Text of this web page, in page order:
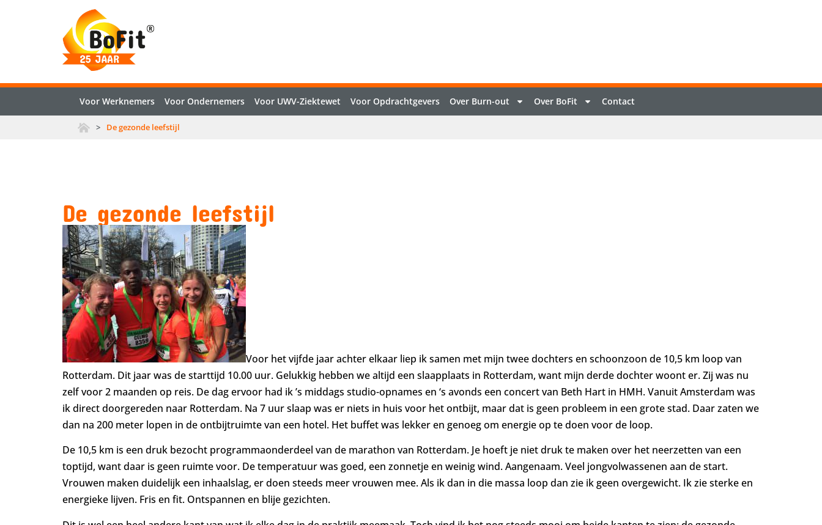
Voor Werknemers Voor Ondernemers Voor UWV-Ziektewet Voor Opdrachtgevers Over Burn-out Over BoFit Contact
> De gezonde leefstijl
De gezonde leefstijl
Voor het vijfde jaar achter elkaar liep ik samen met mijn twee dochters en schoonzoon de 10,5 km loop van
Rotterdam. Dit jaar was de starttijd 10.00 uur. Gelukkig hebben we altijd een slaapplaats in Rotterdam, want mijn derde dochter woont er. Zij was nu
zelf voor 2 maanden op reis. De dag ervoor had ik ’s middags studio-opnames en ‘s avonds een concert van Beth Hart in HMH. Vanuit Amsterdam was
ik direct doorgereden naar Rotterdam. Na 7 uur slaap was er niets in huis voor het ontbijt, maar dat is geen probleem in een grote stad. Daar zaten we
dan na 200 meter lopen in de ontbijtruimte van een hotel. Het buffet was lekker en genoeg om energie op te doen voor de loop.
De 10,5 km is een druk bezocht programmaonderdeel van de marathon van Rotterdam. Je hoeft je niet druk te maken over het neerzetten van een
toptijd, want daar is geen ruimte voor. De temperatuur was goed, een zonnetje en weinig wind. Aangenaam. Veel jongvolwassenen aan de start.
Vrouwen maken duidelijk een inhaalslag, er doen steeds meer vrouwen mee. Als ik dan in die massa loop dan zie ik geen overgewicht. Ik zie sterke en
energieke lijven. Fris en fit. Ontspannen en blije gezichten.